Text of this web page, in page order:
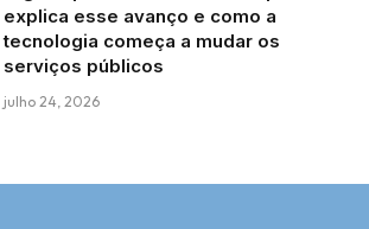
explica esse avanço e como a
tecnologia começa a mudar os
serviços públicos
julho 24, 2026